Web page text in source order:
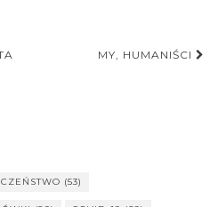
MY, HUMANIŚCI
(53)